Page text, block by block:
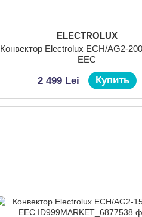
ELECTROLUX
Конвектор Electrolux ECH/AG2-
EEC
2 499 Lei Купить